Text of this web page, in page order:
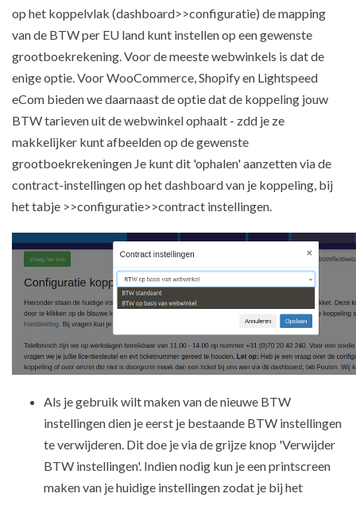
op het koppelvlak (dashboard>>configuratie) de mapping
van de BTW per EU land kunt instellen op een gewenste
grootboekrekening. Voor de meeste webwinkels is dat de
enige optie. Voor WooCommerce, Shopify en Lightspeed
eCom bieden we daarnaast de optie dat de koppeling jouw
BTW tarieven uit de webwinkel ophaalt - zdd je ze
makkelijker kunt afbeelden op de gewenste
grootboekrekeningen Je kunt dit 'ophalen' aanzetten via de
contract-instellingen op het dashboard van je koppeling, bij
het tabje >>configuratie>>contract instellingen.
Als je gebruik wilt maken van de nieuwe BTW
instellingen dien je eerst je bestaande BTW instellingen
te verwijderen. Dit doe je via de grijze knop 'Verwijder
BTW instellingen'. Indien nodig kun je een printscreen
maken van je huidige instellingen zodat je bij het